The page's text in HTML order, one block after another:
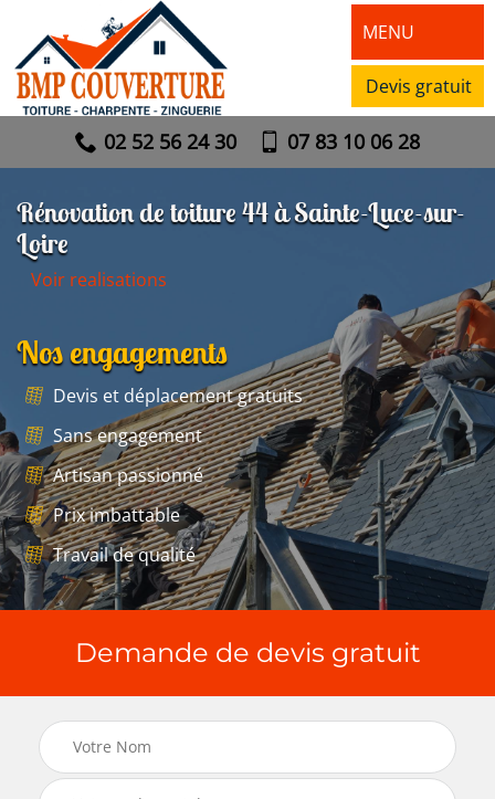
MENU
Devis gratuit
02 52 56 24 30 07 83 10 06 28
Rénovation de toiture 44 à Sainte-Luce-sur-
Loire
Voir realisations
Nos engagements
Devis et déplacement gratuits
Sans engagement
Artisan passionné
Prix imbattable
Travail de qualité
Demande de devis gratuit